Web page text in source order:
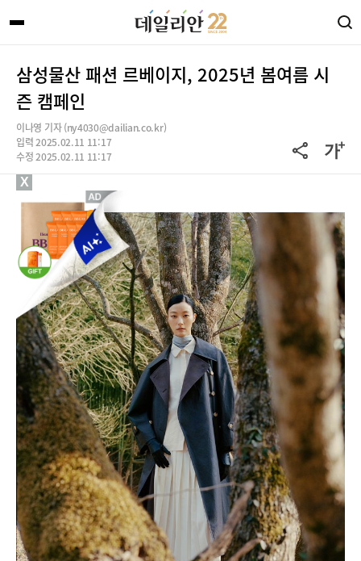
삼성물산 패션 르베이지, 2025년 봄여름 시
즌 캠페인
이나영 기자 (ny4030@dailian.co.kr)
입력 2025.02.11 11:17
수정 2025.02.11 11:17
X